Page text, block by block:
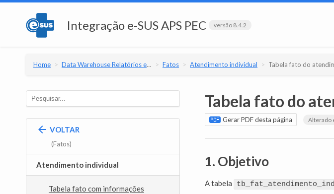
Integração e-SUS APS PEC versão 8.4.2
Home Data Warehouse Relatórios e-SUS APS PEC Fatos Atendimento individual Tabela fato do atendimento
VOLTAR
(Fatos)
Atendimento individual
Tabela fato com informações
Tabela fato do
Gerar PDF desta página Alterado
1. Objetivo
A tabela